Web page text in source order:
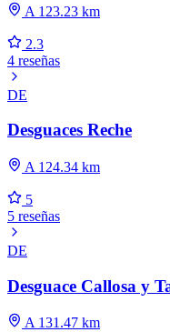
A 123.23 km
2.3
4 reseñas
DE
Desguaces Reche
A 124.34 km
5
5 reseñas
DE
Desguace Callosa y
A 131.47 km